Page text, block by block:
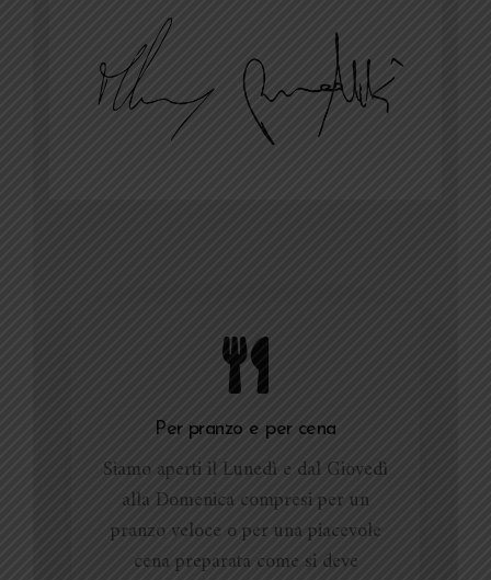
Per pranzo e per cena
Siamo aperti il Lunedì e dal Giovedì
alla Domenica compresi per un
pranzo veloce o per una piacevole
cena preparata come si deve